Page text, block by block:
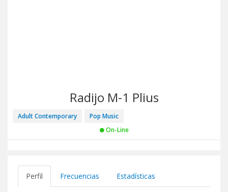
Radijo M-1 Plius
Adult Contemporary
Pop Music
On-Line
Perfil Frecuencias Estadísticas